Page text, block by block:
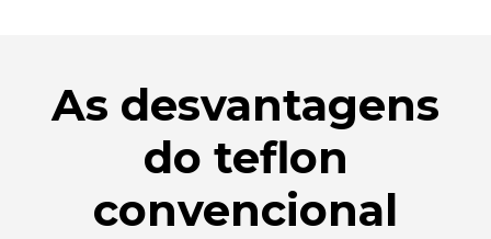
As desvantagens
do teflon
convencional